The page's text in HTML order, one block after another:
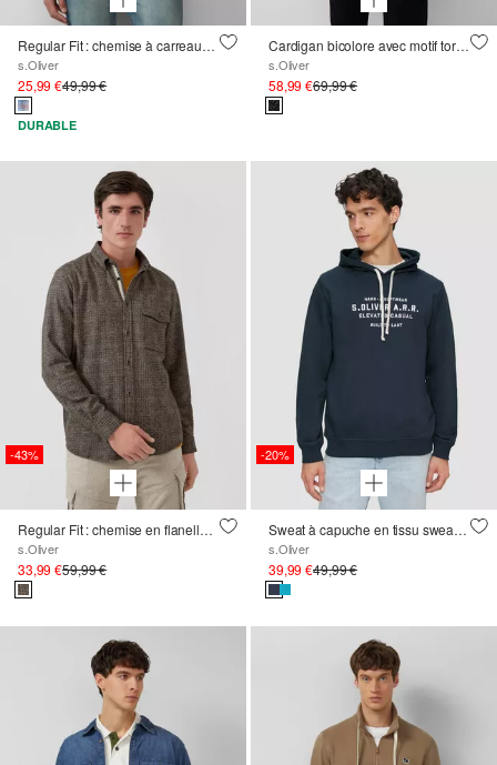
Regular Fit : chemise à carreaux de style western
s.Oliver
25,99 €49,99 €
DURABLE
Cardigan bicolore avec motif torsadé et col montant
s.Oliver
58,99 €69,99 €
-43%
Regular Fit : chemise en flanelle avec col boutonné
s.Oliver
33,99 €59,99 €
-20%
Sweat à capuche en tissu sweat avec broderie
s.Oliver
39,99 €49,99 €